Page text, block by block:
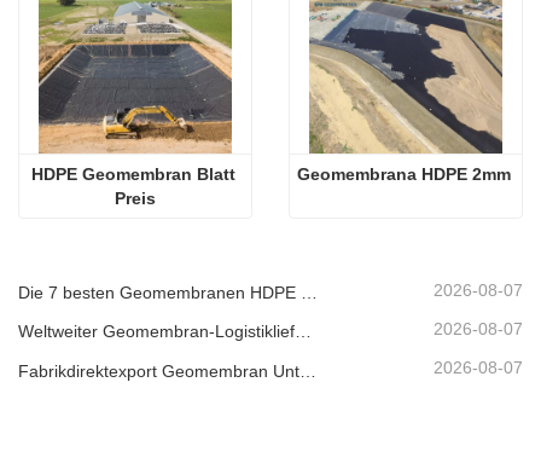
HDPE Geomembran Blatt
Preis
Geomembrana HDPE 2mm
2026-08-07
Weltweiter Geomembran-Logistiklieferant 2026-08-07
2026-08-07